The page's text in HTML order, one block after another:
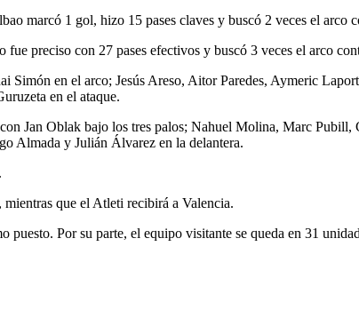
marcó 1 gol, hizo 15 pases claves y buscó 2 veces el arco
preciso con 27 pases efectivos y buscó 3 veces el arco
en el arco; Jesús Areso, Aitor Paredes, Aymeric
en el ataque.
Jan Oblak bajo los tres palos; Nahuel Molina, Marc
Almada y Julián Álvarez en la delantera.
que el Atleti recibirá a Valencia.
Por su parte, el equipo visitante se queda en 31